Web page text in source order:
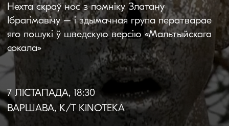
7 ЛІСТАПАДА, 18:30
ВАРШАВА, К/Т KINOTEKA
16 ЛІСТАПАДА
ONLINE (БЕЛАРУСЬ), З 00:00 ДА 23:59
пасля атрыманняспецыяльнага доступу